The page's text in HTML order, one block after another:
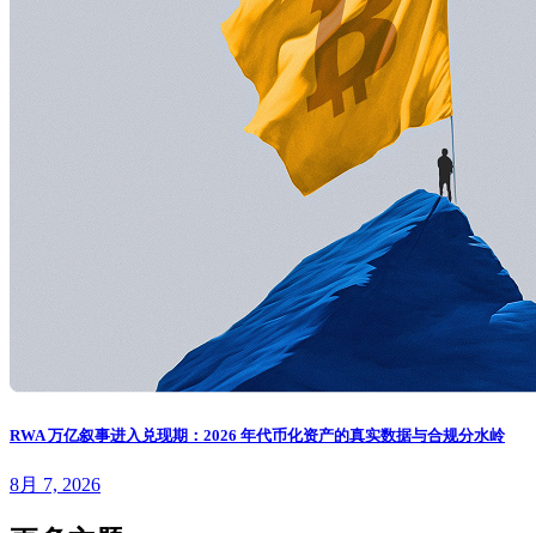
RWA 万亿叙事进入兑现期：2026 年代币化资产的真实数据与合规分水岭
8月 7, 2026